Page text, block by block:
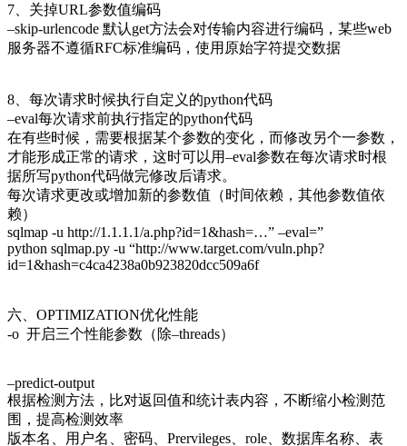
7、关掉URL参数值编码
–skip-urlencode 默认get方法会对传输内容进行编码，某些web
服务器不遵循RFC标准编码，使用原始字符提交数据
8、每次请求时候执行自定义的python代码
–eval每次请求前执行指定的python代码
在有些时候，需要根据某个参数的变化，而修改另个一参数，
才能形成正常的请求，这时可以用–eval参数在每次请求时根
据所写python代码做完修改后请求。
每次请求更改或增加新的参数值（时间依赖，其他参数值依
赖）
sqlmap -u http://1.1.1.1/a.php?id=1&hash=…” –eval=”
python sqlmap.py -u “http://www.target.com/vuln.php?
id=1&hash=c4ca4238a0b923820dcc509a6f
六、OPTIMIZATION优化性能
-o 开启三个性能参数（除–threads）
–predict-output
根据检测方法，比对返回值和统计表内容，不断缩小检测范
围，提高检测效率
版本名、用户名、密码、Prervileges、role、数据库名称、表